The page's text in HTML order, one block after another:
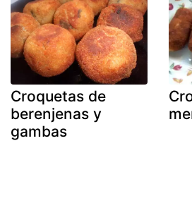
Croquetas de
berenjenas y
gambas